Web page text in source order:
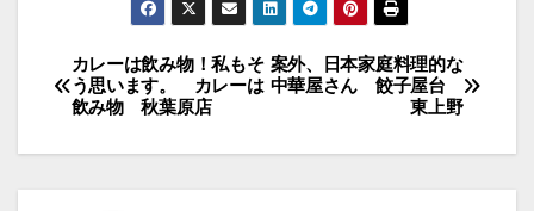
投
稿
案外、日本家庭料理的な
中華屋さん 餃子屋台
東上野
カレーは飲み物！私もそ
う思います。 カレーは
飲み物 秋葉原店